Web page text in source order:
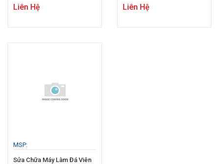
Liên Hệ Liên Hệ
MSP:
Sửa Chữa Máy Làm Đá Viên